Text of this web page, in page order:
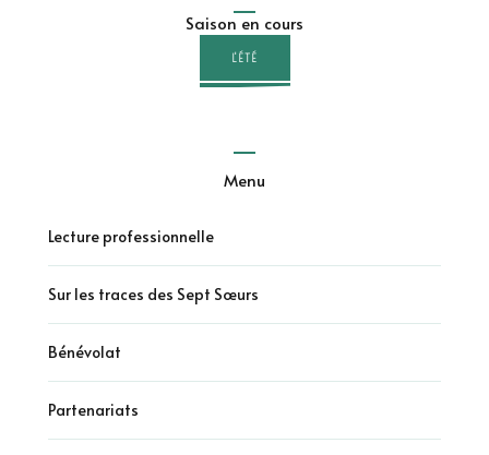
Saison en cours
L'ÉTÉ
Menu
Lecture professionnelle
Sur les traces des Sept Sœurs
Bénévolat
Partenariats